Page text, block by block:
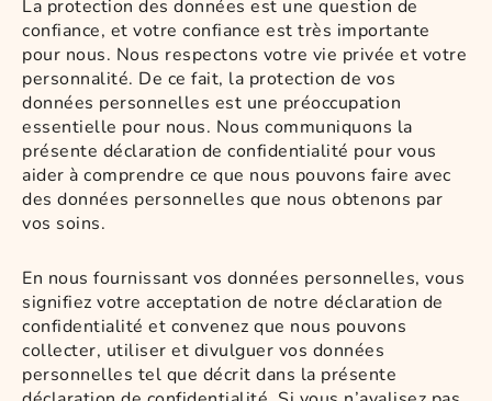
La protection des données est une question de
confiance, et votre confiance est très importante
pour nous. Nous respectons votre vie privée et votre
personnalité. De ce fait, la protection de vos
données personnelles est une préoccupation
essentielle pour nous. Nous communiquons la
présente déclaration de confidentialité pour vous
aider à comprendre ce que nous pouvons faire avec
des données personnelles que nous obtenons par
vos soins.
En nous fournissant vos données personnelles, vous
signifiez votre acceptation de notre déclaration de
confidentialité et convenez que nous pouvons
collecter, utiliser et divulguer vos données
personnelles tel que décrit dans la présente